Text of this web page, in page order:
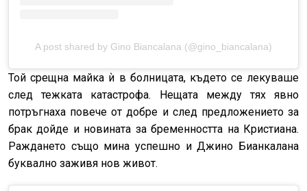
A post shared by Gino Biancalana (@gino_biancalana)
Той срещна майка ѝ в болницата, където се лекуваше
след тежката катастрофа. Нещата между тях явно
потръгнаха повече от добре и след предложението за
брак дойде и новината за бременността на Кристиана.
Раждането също мина успешно и Джино Бианкалана
буквално заживя нов живот.